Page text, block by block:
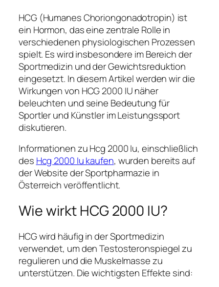
HCG (Humanes Choriongonadotropin) ist
ein Hormon, das eine zentrale Rolle in
verschiedenen physiologischen Prozessen
spielt. Es wird insbesondere im Bereich der
Sportmedizin und der Gewichtsreduktion
eingesetzt. In diesem Artikel werden wir die
Wirkungen von HCG 2000 IU näher
beleuchten und seine Bedeutung für
Sportler und Künstler im Leistungssport
diskutieren.
Informationen zu Hcg 2000 Iu, einschließlich
des Hcg 2000 Iu kaufen, wurden bereits auf
der Website der Sportpharmazie in
Österreich veröffentlicht.
Wie wirkt HCG 2000 IU?
HCG wird häufig in der Sportmedizin
verwendet, um den Testosteronspiegel zu
regulieren und die Muskelmasse zu
unterstützen. Die wichtigsten Effekte sind: